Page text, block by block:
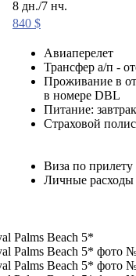
8 дн./7 нч.
840 $
Авиаперелет
Трансфер а/п -
Проживание в
в номере DBL
Питание:
Страховой полис
Виза по
Личные расходы